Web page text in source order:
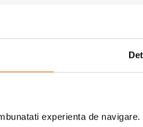
experienta de